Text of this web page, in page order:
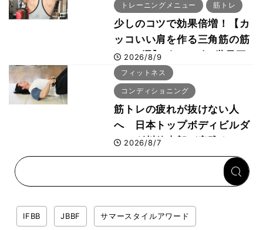
トレーニングメニュー 筋トレ
少しのコツで効果倍増！【カ
ッコいい肩を作る三角筋の筋
トレ6選】ボディビル世界王
者が解説！
2026/8/9
フィットネス
コンディショニング
筋トレの疲れが抜けない人
へ 日本トップボディビルダ
ー・刈川啓志郎が実践する
「回復習慣」
2026/8/7
IFBB JBBF サマースタイルアワード